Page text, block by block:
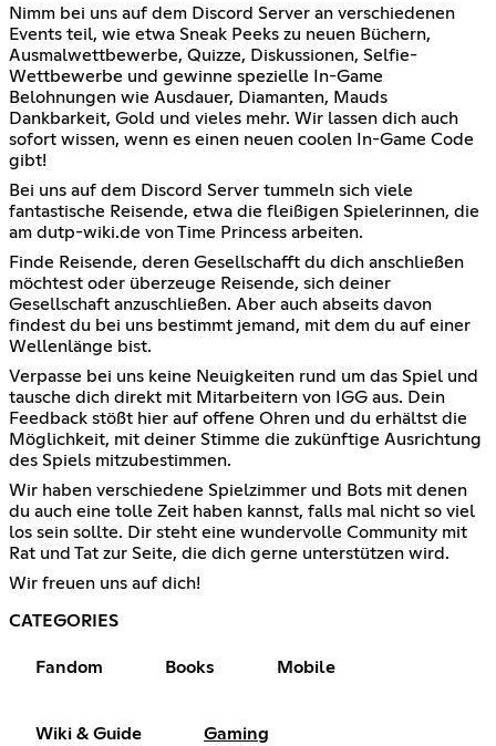
Nimm bei uns auf dem Discord Server an verschiedenen
Events teil, wie etwa Sneak Peeks zu neuen Büchern,
Ausmalwettbewerbe, Quizze, Diskussionen, Selfie-
Wettbewerbe und gewinne spezielle In-Game
Belohnungen wie Ausdauer, Diamanten, Mauds
Dankbarkeit, Gold und vieles mehr. Wir lassen dich auch
sofort wissen, wenn es einen neuen coolen In-Game Code
gibt!
Bei uns auf dem Discord Server tummeln sich viele
fantastische Reisende, etwa die fleißigen Spielerinnen, die
am dutp-wiki.de von Time Princess arbeiten.
Finde Reisende, deren Gesellschafft du dich anschließen
möchtest oder überzeuge Reisende, sich deiner
Gesellschaft anzuschließen. Aber auch abseits davon
findest du bei uns bestimmt jemand, mit dem du auf einer
Wellenlänge bist.
Verpasse bei uns keine Neuigkeiten rund um das Spiel und
tausche dich direkt mit Mitarbeitern von IGG aus. Dein
Feedback stößt hier auf offene Ohren und du erhältst die
Möglichkeit, mit deiner Stimme die zukünftige Ausrichtung
des Spiels mitzubestimmen.
Wir haben verschiedene Spielzimmer und Bots mit denen
du auch eine tolle Zeit haben kannst, falls mal nicht so viel
los sein sollte. Dir steht eine wundervolle Community mit
Rat und Tat zur Seite, die dich gerne unterstützen wird.
Wir freuen uns auf dich!
CATEGORIES
Fandom Books Mobile
Wiki & Guide Gaming